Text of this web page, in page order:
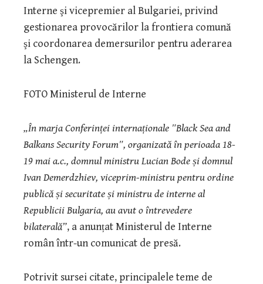
Interne şi vicepremier al Bulgariei, privind
gestionarea provocărilor la frontiera comună
şi coordonarea demersurilor pentru aderarea
la Schengen.
FOTO Ministerul de Interne
„În marja Conferinței internaționale ″Black Sea and
Balkans Security Forum″, organizată în perioada 18-
19 mai a.c., domnul ministru Lucian Bode și domnul
Ivan Demerdzhiev, viceprim-ministru pentru ordine
publică și securitate și ministru de interne al
Republicii Bulgaria, au avut o întrevedere
bilaterală”, a anunțat Ministerul de Interne
român într-un comunicat de presă.
Potrivit sursei citate, principalele teme de